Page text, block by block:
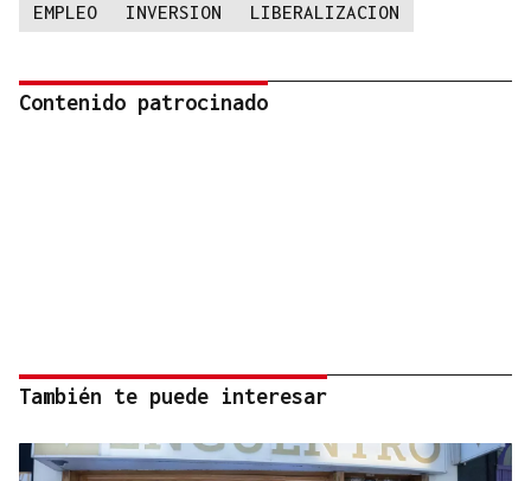
EMPLEO INVERSION LIBERALIZACION
Contenido patrocinado
También te puede interesar